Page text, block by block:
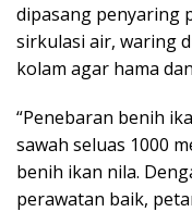
dipasang penyaring
sirkulasi air, waring
kolam agar hama
“Penebaran benih
sawah seluas 1000
benih ikan nila.
perawatan baik,